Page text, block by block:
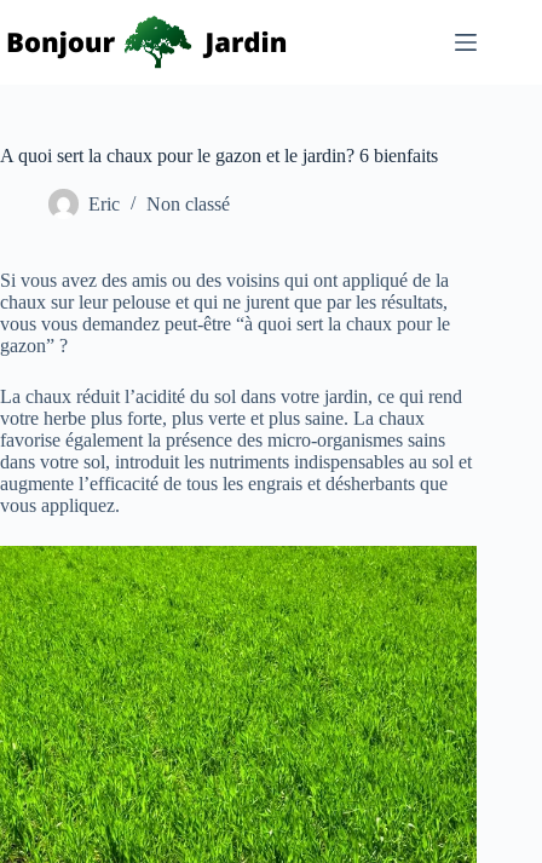
au
contenu
A quoi sert la chaux pour le gazon et le jardin? 6 bienfaits
Eric Non classé
Si vous avez des amis ou des voisins qui ont appliqué de la
chaux sur leur pelouse et qui ne jurent que par les résultats,
vous vous demandez peut-être “à quoi sert la chaux pour le
gazon” ?
La chaux réduit l’acidité du sol dans votre jardin, ce qui rend
votre herbe plus forte, plus verte et plus saine. La chaux
favorise également la présence des micro-organismes sains
dans votre sol, introduit les nutriments indispensables au sol et
augmente l’efficacité de tous les engrais et désherbants que
vous appliquez.